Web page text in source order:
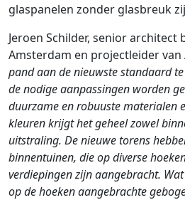
glaspanelen zonder glasbreuk
Jeroen Schilder, senior architect
Amsterdam en projectleider van
pand aan de nieuwste standaard
de nodige aanpassingen worden
duurzame en robuuste materialen
kleuren krijgt het geheel zowel
uitstraling. De nieuwe torens
binnentuinen, die op diverse
verdiepingen zijn aangebracht.
op de hoeken aangebrachte